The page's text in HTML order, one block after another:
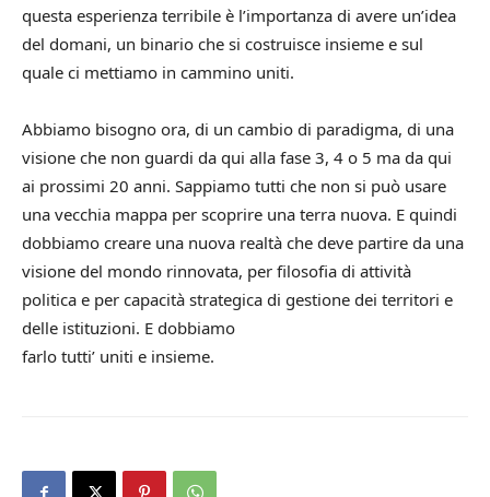
questa esperienza terribile è l’importanza di avere un’idea
del domani, un binario che si costruisce insieme e sul
quale ci mettiamo in cammino uniti.
Abbiamo bisogno ora, di un cambio di paradigma, di una
visione che non guardi da qui alla fase 3, 4 o 5 ma da qui
ai prossimi 20 anni. Sappiamo tutti che non si può usare
una vecchia mappa per scoprire una terra nuova. E quindi
dobbiamo creare una nuova realtà che deve partire da una
visione del mondo rinnovata, per filosofia di attività
politica e per capacità strategica di gestione dei territori e
delle istituzioni. E dobbiamo
farlo tutti’ uniti e insieme.